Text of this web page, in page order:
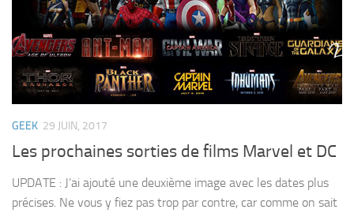
GEEK 29 JUIN, 2017
Les prochaines sorties de films Marvel et DC
UPDATE : J’ai ajouté une deuxième image avec les dates plus
précises. Ne vous y fiez pas trop par contre, car comme on sait